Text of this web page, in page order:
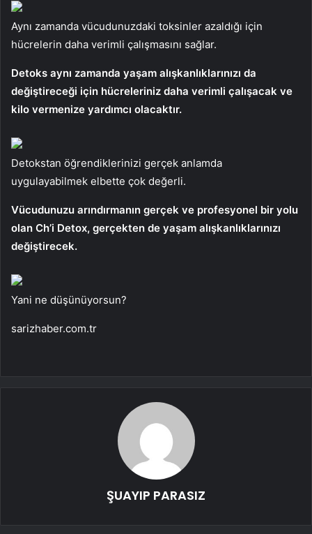
Aynı zamanda vücudunuzdaki toksinler azaldığı için
hücrelerin daha verimli çalışmasını sağlar.
Detoks aynı zamanda yaşam alışkanlıklarınızı da
değiştireceği için hücreleriniz daha verimli çalışacak ve
kilo vermenize yardımcı olacaktır.
Detokstan öğrendiklerinizi gerçek anlamda
uygulayabilmek elbette çok değerli.
Vücudunuzu arındırmanın gerçek ve profesyonel bir yolu
olan Ch’i Detox, gerçekten de yaşam alışkanlıklarınızı
değiştirecek.
Yani ne düşünüyorsun?
sarizhaber.com.tr
ŞUAYIP PARASIZ